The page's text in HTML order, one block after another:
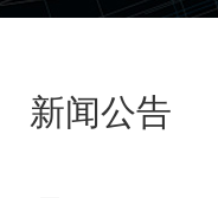
新闻公告